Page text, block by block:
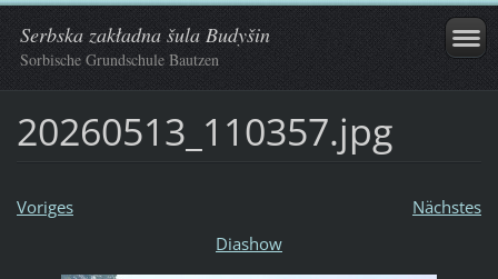
Serbska zakładna šula Budyšin
Sorbische Grundschule Bautzen
20260513_110357.jpg
Voriges
Nächstes
Diashow